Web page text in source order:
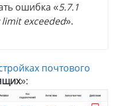
ошибка «5.7.1
exceeded».
почтового
»: